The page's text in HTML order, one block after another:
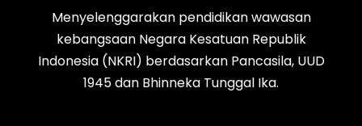
Menyelenggarakan pendidikan wawasan
kebangsaan Negara Kesatuan Republik
Indonesia (NKRI) berdasarkan Pancasila, UUD
1945 dan Bhinneka Tunggal Ika.